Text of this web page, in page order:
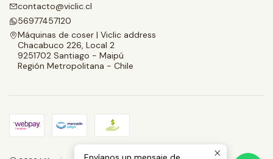
contacto@viclic.cl
56977457120
Máquinas de coser | Viclic address
Chacabuco 226, Local 2
9251702 Santiago - Maipú
Región Metropolitana - Chile